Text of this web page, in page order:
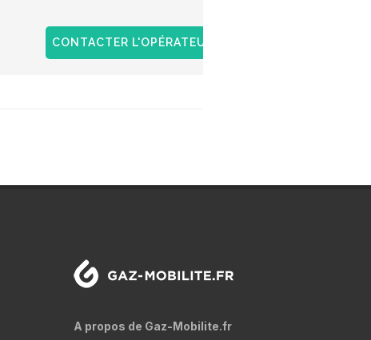
CONTACTER L'OPÉRATEUR
A propos de Gaz-Mobilite.fr